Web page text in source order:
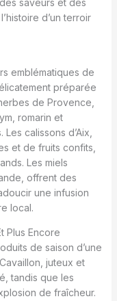
saveurs et des
d’un terroir
emblématiques de
préparée
de Provence,
romarin et
calissons d’Aix,
et de fruits confits,
Les miels
offrent des
une infusion
local.
Plus Encore
de saison d’une
juteux et
tandis que les
de fraîcheur.